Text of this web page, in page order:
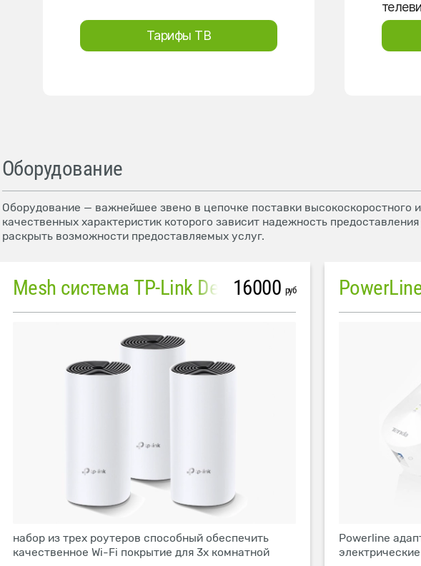
Тарифы ТВ
Оборудование
Оборудование — важнейшее звено в цепочке поставки высокоскоростного
качественных характеристик которого зависит надежность
раскрыть возможности предоставляемых услуг.
Mesh система TP-Link Deco M4 (3 устройства)
16000 руб
набор из трех роутеров способный обеспечить
качественное Wi-Fi покрытие для 3х комнатной
Powerline